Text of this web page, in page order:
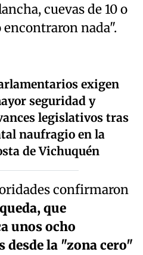
cuevas de 10 o
encontraron nada".
exigen
seguridad y
legislativos tras
naufragio en la
de Vichuquén
confirmaron
que
unos ocho
la "zona cero"